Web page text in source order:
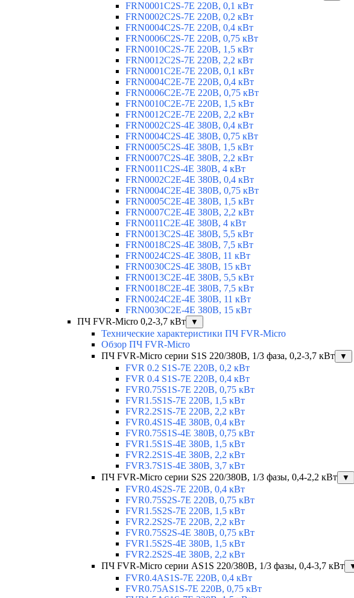
FRN0001C2S-7E 220В, 0,1 кВт
FRN0002C2S-7E 220В, 0,2 кВт
FRN0004C2S-7E 220В, 0,4 кВт
FRN0006C2S-7E 220В, 0,75 кВт
FRN0010C2S-7E 220В, 1,5 кВт
FRN0012C2S-7E 220В, 2,2 кВт
FRN0001C2E-7E 220В, 0,1 кВт
FRN0004C2E-7E 220В, 0,4 кВт
FRN0006C2E-7E 220В, 0,75 кВт
FRN0010C2E-7E 220В, 1,5 кВт
FRN0012C2E-7E 220В, 2,2 кВт
FRN0002C2S-4E 380В, 0,4 кВт
FRN0004C2S-4E 380В, 0,75 кВт
FRN0005C2S-4E 380В, 1,5 кВт
FRN0007C2S-4E 380В, 2,2 кВт
FRN0011C2S-4E 380В, 4 кВт
FRN0002C2E-4E 380В, 0,4 кВт
FRN0004C2E-4E 380В, 0,75 кВт
FRN0005C2E-4E 380В, 1,5 кВт
FRN0007C2E-4E 380В, 2,2 кВт
FRN0011C2E-4E 380В, 4 кВт
FRN0013C2S-4E 380В, 5,5 кВт
FRN0018C2S-4E 380В, 7,5 кВт
FRN0024C2S-4E 380В, 11 кВт
FRN0030C2S-4E 380В, 15 кВт
FRN0013C2E-4E 380В, 5,5 кВт
FRN0018C2E-4E 380В, 7,5 кВт
FRN0024C2E-4E 380В, 11 кВт
FRN0030C2E-4E 380В, 15 кВт
ПЧ FVR-Micro 0,2-3,7 кВт
▼
Технические характеристики ПЧ FVR-Micro
Обзор ПЧ FVR-Micro
ПЧ FVR-Micro серии S1S 220/380В, 1/3 фаза, 0,2-3,7 кВт
▼
FVR 0.2 S1S-7E 220В, 0,2 кВт
FVR 0.4 S1S-7E 220В, 0,4 кВт
FVR0.75S1S-7E 220В, 0,75 кВт
FVR1.5S1S-7E 220В, 1,5 кВт
FVR2.2S1S-7E 220В, 2,2 кВт
FVR0.4S1S-4E 380В, 0,4 кВт
FVR0.75S1S-4E 380В, 0,75 кВт
FVR1.5S1S-4E 380В, 1,5 кВт
FVR2.2S1S-4E 380В, 2,2 кВт
FVR3.7S1S-4E 380В, 3,7 кВт
ПЧ FVR-Micro серии S2S 220/380В, 1/3 фазы, 0,4-2,2 кВт
▼
FVR0.4S2S-7E 220В, 0,4 кВт
FVR0.75S2S-7E 220В, 0,75 кВт
FVR1.5S2S-7E 220В, 1,5 кВт
FVR2.2S2S-7E 220В, 2,2 кВт
FVR0.75S2S-4E 380В, 0,75 кВт
FVR1.5S2S-4E 380В, 1,5 кВт
FVR2.2S2S-4E 380В, 2,2 кВт
ПЧ FVR-Micro серии AS1S 220/380В, 1/3 фазы, 0,4-3,7 кВт
FVR0.4AS1S-7E 220В, 0,4 кВт
FVR0.75AS1S-7E 220В, 0,75 кВт